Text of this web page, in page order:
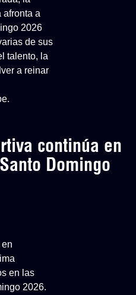
afronta a
2026
de sus
talento, la
a reinar
continúa en
Domingo
en las
2026.